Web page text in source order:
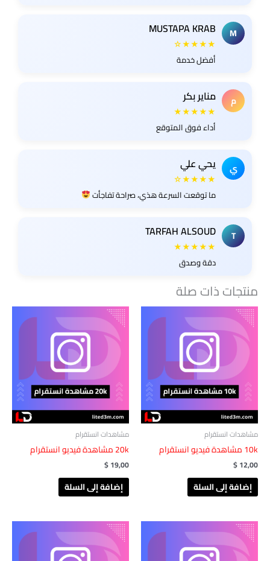
M
MUSTAPA KRAB
★★★★☆
أفضل خدمة
م مناير بكر
★★★★★
أداء فوق المتوقع
ي يحي علي
★★★★☆
ما توقعت السرعة هذي، صراحة تفاجأت
T
TARFAH ALSOUD
★★★★★
دقة وصدق
منتجات ذات صلة
مشاهدات انستقرام
10k مشاهدة فيديو انستقرام
$12,00
إضافة إلى السلة
مشاهدات انستقرام
20k مشاهدة فيديو انستقرام
$19,00
إضافة إلى السلة